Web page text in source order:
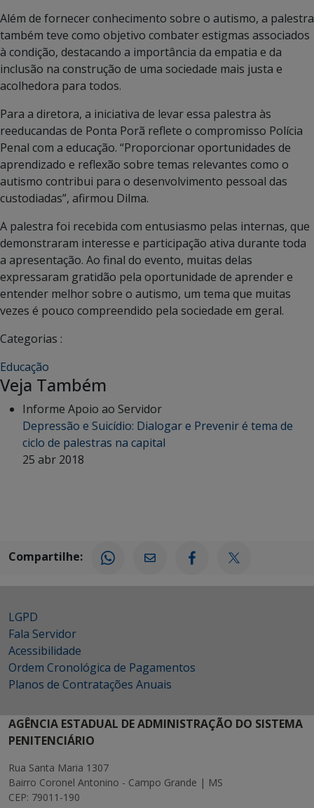
Além de fornecer conhecimento sobre o autismo, a palestra
também teve como objetivo combater estigmas associados
à condição, destacando a importância da empatia e da
inclusão na construção de uma sociedade mais justa e
acolhedora para todos.
Para a diretora, a iniciativa de levar essa palestra às
reeducandas de Ponta Porã reflete o compromisso Polícia
Penal com a educação. “Proporcionar oportunidades de
aprendizado e reflexão sobre temas relevantes como o
autismo contribui para o desenvolvimento pessoal das
custodiadas”, afirmou Dilma.
A palestra foi recebida com entusiasmo pelas internas, que
demonstraram interesse e participação ativa durante toda
a apresentação. Ao final do evento, muitas delas
expressaram gratidão pela oportunidade de aprender e
entender melhor sobre o autismo, um tema que muitas
vezes é pouco compreendido pela sociedade em geral.
Categorias :
Educação
Veja Também
Informe Apoio ao Servidor
Depressão e Suicídio: Dialogar e Prevenir é tema de
ciclo de palestras na capital
25 abr 2018
Compartilhe:
LGPD
Fala Servidor
Acessibilidade
Ordem Cronológica de Pagamentos
Planos de Contratações Anuais
AGÊNCIA ESTADUAL DE ADMINISTRAÇÃO DO SISTEMA
PENITENCIÁRIO
Rua Santa Maria 1307
Bairro Coronel Antonino - Campo Grande | MS
CEP: 79011-190